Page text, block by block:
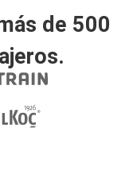
de 500